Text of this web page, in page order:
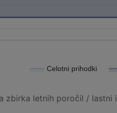
Celotni prihodki
zbirka letnih poročil / lastni